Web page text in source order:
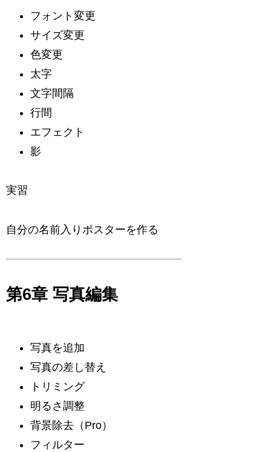
フォント変更
サイズ変更
色変更
太字
文字間隔
行間
エフェクト
影
実習
自分の名前入りポスターを作る
第6章 写真編集
写真を追加
写真の差し替え
トリミング
明るさ調整
背景除去（Pro）
フィルター